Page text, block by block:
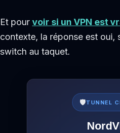
Et pour voir si un VPN est
contexte, la réponse est oui,
switch au taquet.
🛡️TUNNEL